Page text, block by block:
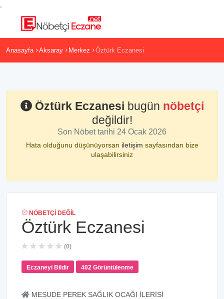
Anasayfa Aksaray Merkez Öztürk Eczanesi
Öztürk Eczanesi bugün nöbetçi
değildir!
Son Nöbet tarihi 24 Ocak 2026
Hata olduğunu düşünüyorsan iletişim sayfasından bize
ulaşabilirsiniz
NÖBETÇI DEĞIL
Öztürk Eczanesi
(0)
Eczaneyi Bildir 402 Görüntülenme
MESUDE PEREK SAĞLIK OCAĞI İLERİSİ